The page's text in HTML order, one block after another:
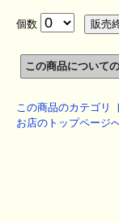
個数
この商品のカテゴリ
お店のトップページ